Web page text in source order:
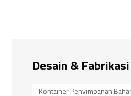
Desain &
Kontainer Penyimpanan